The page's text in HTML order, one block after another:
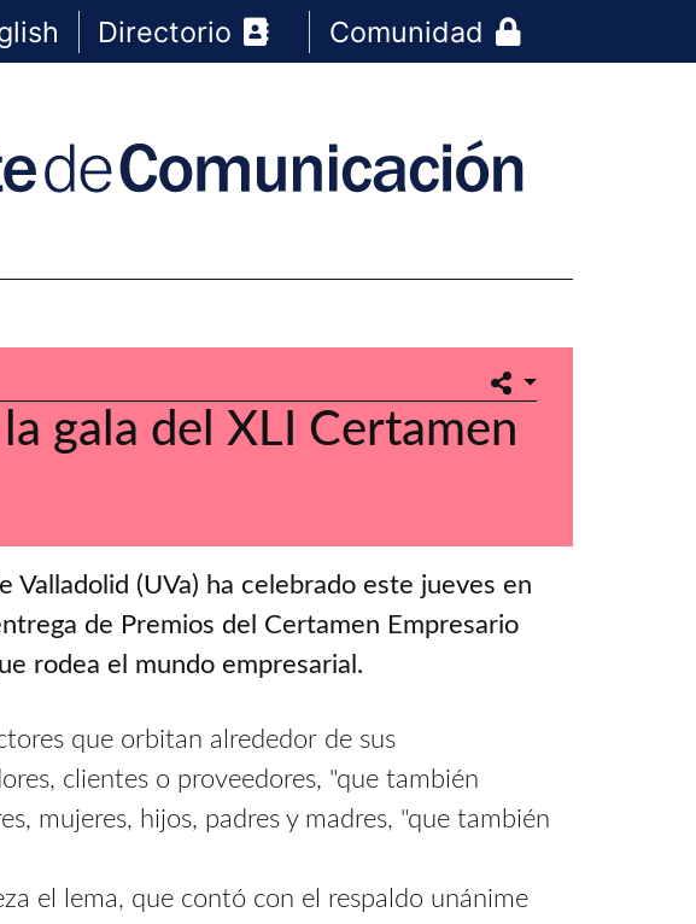
Directorio Comunidad
gala del XLI Certamen
Valladolid (UVa) ha celebrado este jueves en
de Premios del Certamen Empresario
rodea el mundo empresarial.
que orbitan alrededor de sus
clientes o proveedores, "que también
mujeres, hijos, padres y madres, "que también
el lema, que contó con el respaldo unánime